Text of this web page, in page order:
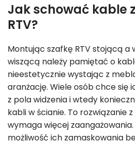
Jak schować kable
RTV?
Montując szafkę RTV stojącą a
wiszącą należy pamiętać o
nieestetycznie wystając z
aranżację. Wiele osób chce się
z pola widzenia i wtedy
kabli w ścianie. To rozwiązanie
wymaga więcej
możliwość ich zamaskowania